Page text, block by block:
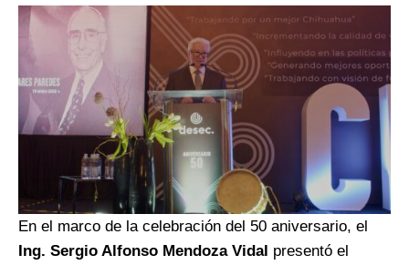
En el marco de la celebración del 50 aniversario, el
Ing. Sergio Alfonso Mendoza Vidal presentó el